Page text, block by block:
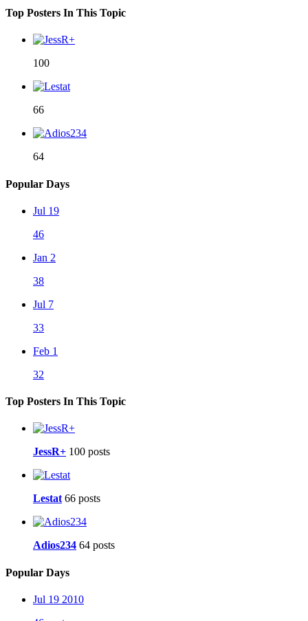
Top Posters In This Topic
100
66
64
Popular Days
Jul 19
46
Jan 2
38
Jul 7
33
Feb 1
32
Top Posters In This Topic
JessR+ 100 posts
Lestat 66 posts
Adios234 64 posts
Popular Days
Jul 19 2010